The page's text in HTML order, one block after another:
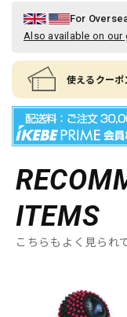
For
Also available on our
使えるクー
ITEMS
こちらもよく見られ